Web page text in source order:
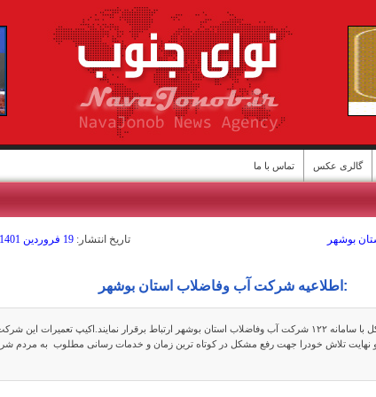
گالری عکس تماس با ما
بوشهر تاريخ انتشار: 19 فروردين 1401 - 07:29
:اطلاعیه شرکت آب وفاضلاب استان بوشهر
درصورت بروز هرنوع مشکل با سامانه ۱۲۲ شرکت آب وفاضلاب استان بوشهر ارتباط برقرار نمایند.اکیپ تعمیرات این
و نهایت تلاش خودرا جهت رفع مشکل در کوتاه ترین زمان و خدمات رسانی مطلوب به مردم